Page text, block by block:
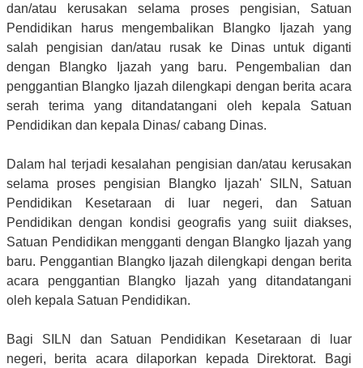
dan/atau kerusakan selama proses pengisian, Satuan
Pendidikan harus mengembalikan Blangko Ijazah yang
salah pengisian dan/atau rusak ke Dinas untuk diganti
dengan Blangko Ijazah yang baru. Pengembalian dan
penggantian Blangko Ijazah dilengkapi dengan berita acara
serah terima yang ditandatangani oleh kepala Satuan
Pendidikan dan kepala Dinas/ cabang Dinas.
Dalam hal terjadi kesalahan pengisian dan/atau kerusakan
selama proses pengisian Blangko ljazah' SILN, Satuan
Pendidikan Kesetaraan di luar negeri, dan Satuan
Pendidikan dengan kondisi geografis yang suiit diakses,
Satuan Pendidikan mengganti dengan Blangko Ijazah yang
baru. Penggantian Blangko Ijazah dilengkapi dengan berita
acara penggantian Blangko Ijazah yang ditandatangani
oleh kepala Satuan Pendidikan.
Bagi SILN dan Satuan Pendidikan Kesetaraan di luar
negeri, berita acara dilaporkan kepada Direktorat. Bagi